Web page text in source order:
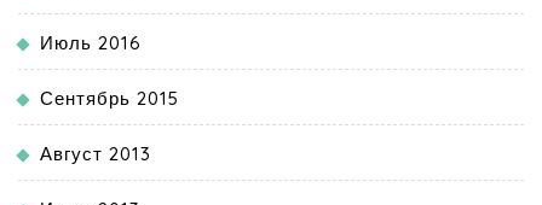
Июль 2016
Сентябрь 2015
Август 2013